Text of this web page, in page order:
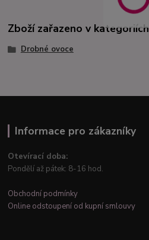
Zboží zařazeno v kategoriích
Drobné ovoce
Informace pro zákazníky
Otevírací doba:
Pondělí až pátek: 8-16 hod.
Obchodní podmínky
Online odstoupení od kupní smlouvy